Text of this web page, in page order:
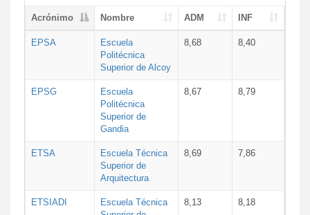
Acrónimo Nombre ADM INF
EPSA
Escuela
Politécnica
Superior de Alcoy
8,68 8,40
EPSG
Escuela
Politécnica
Superior de
Gandia
8,67 8,79
ETSA
Escuela Técnica
Superior de
Arquitectura
8,69 7,86
ETSIADI
Escuela Técnica
8,13 8,18